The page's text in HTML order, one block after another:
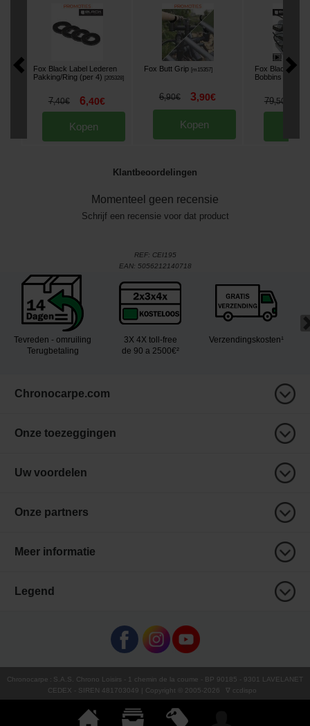
Fox Black Label Lederen
Pakking/Ring (per 4)
[205328]
7,40€ 6,40€
Kopen
Fox Butt Grip [m15357]
6,90€ 3,90€
Kopen
Fox Black
Bobbins Set
79,50
Klantbeoordelingen
Momenteel geen recensie
Schrijf een recensie voor dat product
REF: CEI195
EAN: 5056212140718
Tevreden - omruiling
Terugbetaling
3X 4X toll-free
de 90 a 2500€²
Verzendingskosten¹
Chronocarpe.com
Onze toezeggingen
Uw voordelen
Onze partners
Meer informatie
Legend
Chronocarpe : S.A.S. Chrono Loisirs - 1 chemin de la coume - BP 90185 - 9301 LAVELANET
CEDEX - SIREN 481703049 | Copyright © 2005-2026 ∇ ccdispo